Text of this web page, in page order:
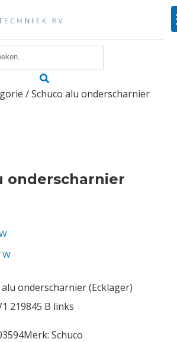
/ Schuco alu onderscharnier
onderscharnier
onderscharnier (Ecklager)
219845 B links
Merk: Schuco